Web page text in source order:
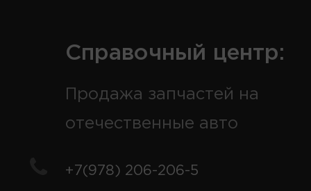
Справочный центр:
Продажа запчастей на
отечественные авто
+7(978) 206-206-5